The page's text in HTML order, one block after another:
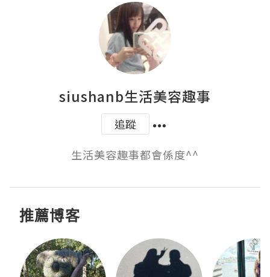
siushanb生活美容趣事
追蹤
生活美容趣事都會係度^^
推薦博客